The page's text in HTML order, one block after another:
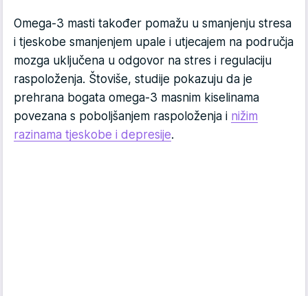
Omega-3 masti također pomažu u smanjenju stresa
i tjeskobe smanjenjem upale i utjecajem na područja
mozga uključena u odgovor na stres i regulaciju
raspoloženja. Štoviše, studije pokazuju da je
prehrana bogata omega-3 masnim kiselinama
povezana s poboljšanjem raspoloženja i nižim
razinama tjeskobe i depresije.